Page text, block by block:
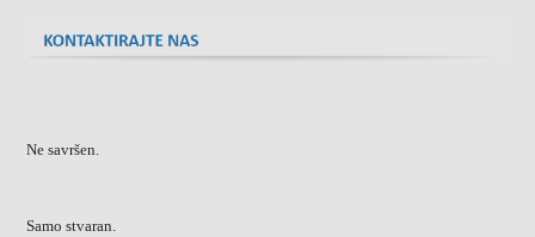
Ne savršen.
Samo stvaran.